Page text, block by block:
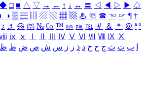
□ ■ △ ▽ → ← ↑ ↓ ↔ 〓 ◁ ◀ ▷ ▶ ♤
◑ ▒ ▤ ▨ ▧ ▦ ▩ ♨ ☏ ☎ ☜ ☞ ¶ †
♪ ♬ ㉿ ㈜ № ㏇ ™ ㏂ ㏘ ℡ ＃ ＆ ＊ ＠ ª º
ⅷ ⅸ ⅹ Ⅳ Ⅴ Ⅵ Ⅶ Ⅷ Ⅸ Ⅹ
ب ت ث ج ح خ د ذ ر ز س ش ص ض ط ظ